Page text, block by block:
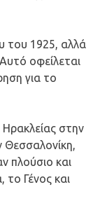
του 1925, αλλά
οφείλεται
για το
στην
Θεσσαλονίκη,
πλούσιο και
το Γένος και